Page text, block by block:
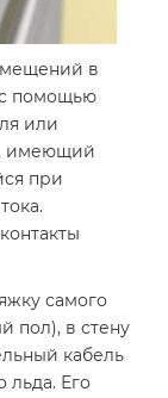
в
помощью
или
имеющий
при
самого
пол), в стену
кабель
льда. Его